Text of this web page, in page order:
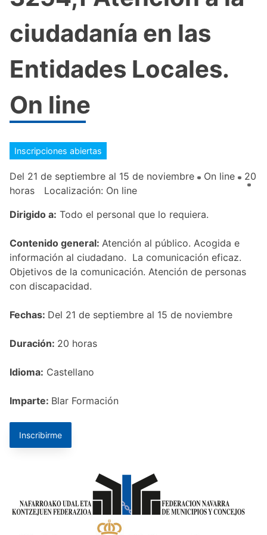
ciudadanía en las
Entidades Locales.
On line
Inscripciones abiertas
Del 21 de septiembre al 15 de noviembre On line
20
horas
Localización: On line
Dirigido a: Todo el personal que lo requiera.
Contenido general: Atención al público. Acogida e
información al ciudadano. La comunicación eficaz.
Objetivos de la comunicación. Atención de personas
con discapacidad.
Fechas: Del 21 de septiembre al 15 de noviembre
Duración: 20 horas
Idioma: Castellano
Imparte: Blar Formación
Inscribirme